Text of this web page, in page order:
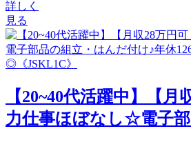
詳しく
見る
【20~40代活躍中】【月
力仕事ほぼなし☆電子